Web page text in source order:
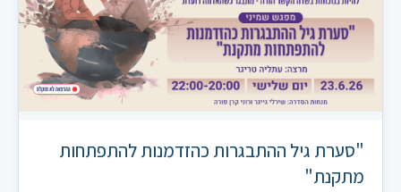
"סערת גיל ההתבגרות כהזדמנות להתפתחות
מתקנת"